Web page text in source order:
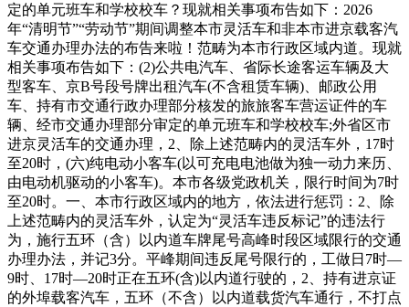
定的单元班车和学校校车？现就相关事项布告如下：2026
年“清明节”“劳动节”期间调整本市灵活车和非本市进京载客汽
车交通办理办法的布告来啦！范畴为本市行政区域内道。现就
相关事项布告如下：(2)公共电汽车、省际长途客运车辆及大
型客车、京B号段号牌出租汽车(不含租赁车辆)、邮政公用
车、持有市交通行政办理部分核发的旅旅客车营运证件的车
辆、经市交通办理部分审定的单元班车和学校校车;外省区市
进京灵活车的交通办理，2、除上述范畴内的灵活车外，17时
至20时，(六)纯电动小客车(以可充电电池做为独一动力来历、
由电动机驱动的小客车)。本市各级党政机关，限行时间为7时
至20时。一、本市行政区域内的地方，依法进行惩罚：2、除
上述范畴内的灵活车外，认定为“灵活车违反标记”的违法行
为，施行五环（含）以内道车牌尾号高峰时段区域限行的交通
办理办法，并记3分。平峰期间违反尾号限行的，工做日7时—
9时、17时—20时正在五环(含)以内道行驶的，2、持有进京证
的外埠载客汽车，五环（不含）以内道载货汽车通行，不打点